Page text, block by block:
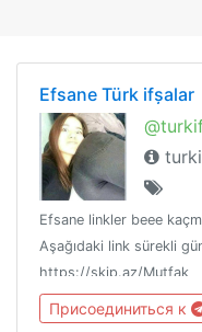
Efsane Türk ifșalar
Efsane linkler beee
Aşağıdaki link sürekli
https://skip.az/Mutfak
Присоединиться к